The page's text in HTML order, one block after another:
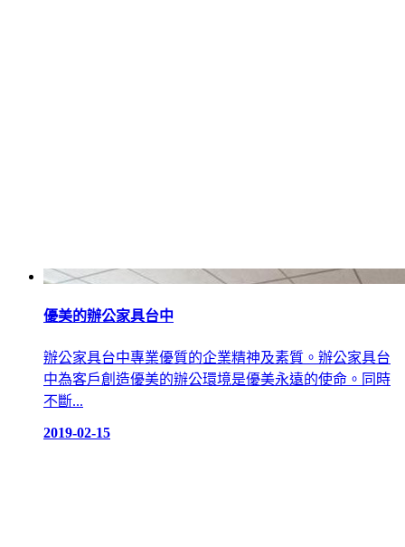
優美的辦公家具台中
辦公家具台中專業優質的企業精神及素質。辦公家具台
中為客戶創造優美的辦公環境是優美永遠的使命。同時
不斷...
2019-02-15